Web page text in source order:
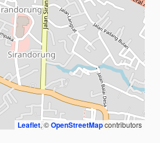
Leaflet, ©OpenStreetMapcontributors